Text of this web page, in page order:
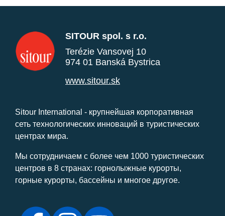
SITOUR spol. s r.o.
Terézie Vansovej 10
974 01 Banská Bystrica
www.sitour.sk
Sitour International - крупнейшая корпоративная
сеть технологических инноваций в туристических
центрах мира.
Мы сотрудничаем с более чем 1000 туристических
центров в 8 странах: горнолыжные курорты,
горные курорты, бассейны и многое другое.